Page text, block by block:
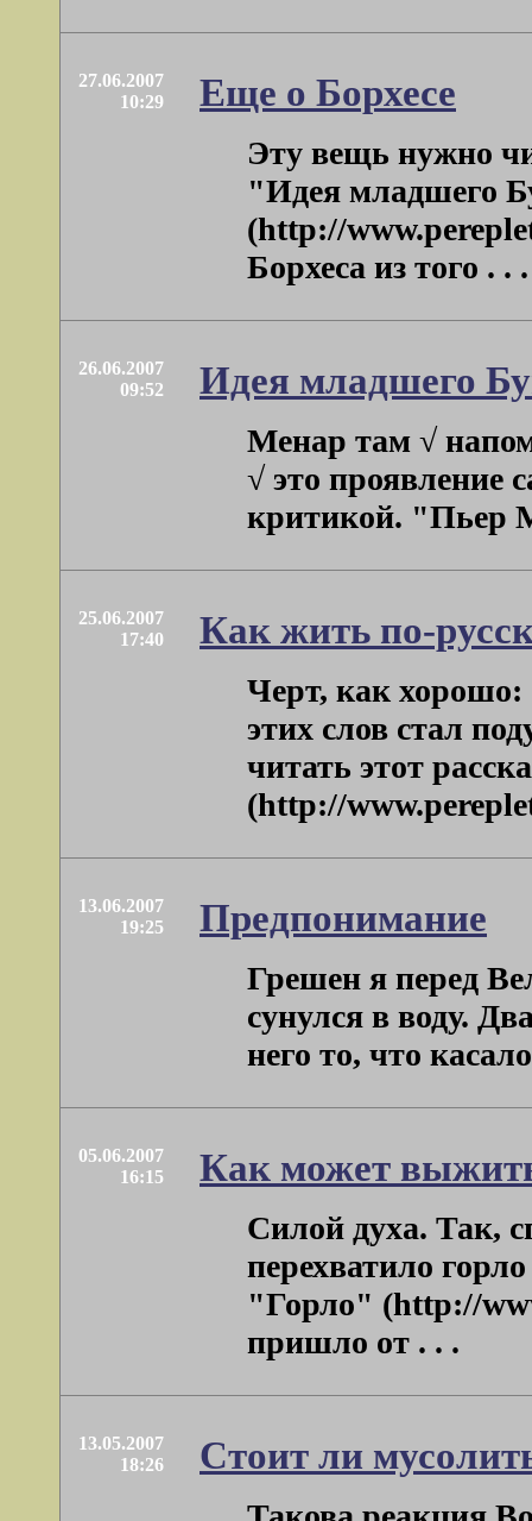
27.06.2007
10:29
Еще о Борхесе
Эту вещь нужно
"Идея младшего
(http://
Борхеса из того . . .
26.06.2007
09:52
Идея младшего
Менар там √
√ это проявление
критикой. "Пьер
25.06.2007
17:40
Как жить по-
Черт, как
этих слов стал
читать этот
(http://
13.06.2007
19:25
Предпонимание
Грешен я перед
сунулся в воду.
него то, что
05.06.2007
16:15
Как может
Силой духа. Так,
перехватило
"Горло" (http://
пришло от . . .
13.05.2007
18:26
Стоит ли